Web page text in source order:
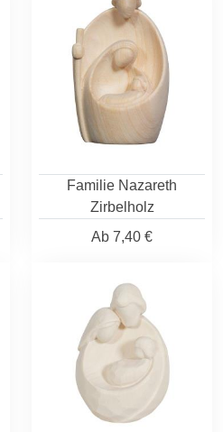
Familie Nazareth
Zirbelholz
Ab 7,40 €